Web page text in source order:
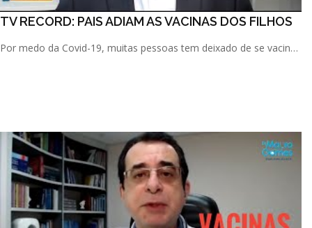
TV RECORD: PAIS ADIAM AS VACINAS DOS FILHOS
Por medo da Covid-19, muitas pessoas tem deixado de se vacinar